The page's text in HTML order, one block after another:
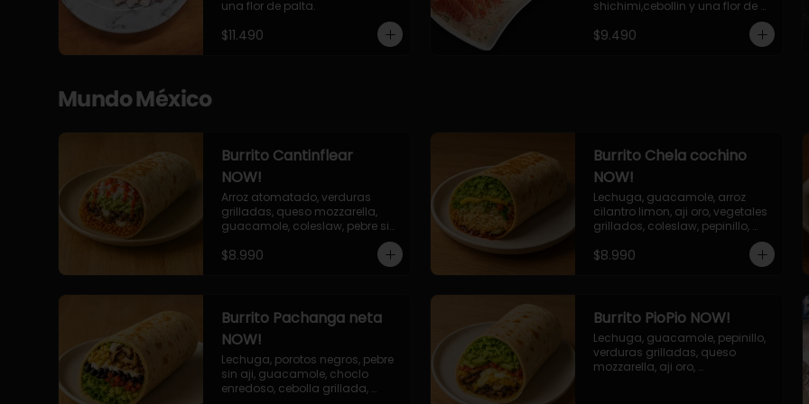
una flor de palta.
$11.490
shichimi,cebollin y una flor de
$9.490
Mundo México
Burrito Cantinflear
NOW!
Arroz atomatado, verduras
grilladas, queso mozzarella,
guacamole, coleslaw, pebre sin
$8.990
Burrito Chela cochino
NOW!
Lechuga, guacamole, arroz
cilantro limon, aji oro, vegetales
grillados, coleslaw, pepinillo,
$8.990
Burrito Pachanga neta
NOW!
Lechuga, porotos negros, pebre
sin aji, guacamole, choclo
enredoso, cebolla grillada,
Burrito PioPio NOW!
Lechuga, guacamole, pepinillo,
verduras grilladas, queso
mozzarella, aji oro,